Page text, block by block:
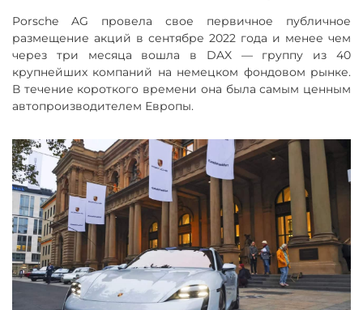
Porsche AG провела свое первичное публичное
размещение акций в сентябре 2022 года и менее чем
через три месяца вошла в DAX — группу из 40
крупнейших компаний на немецком фондовом рынке.
В течение короткого времени она была самым ценным
автопроизводителем Европы.